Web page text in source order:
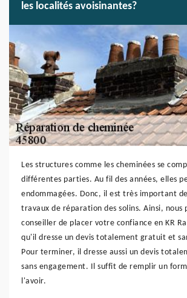
les localités avoisinantes?
Les structures comme les cheminées se
différentes parties. Au fil des années, elles
endommagées. Donc, il est très important
travaux de réparation des solins. Ainsi, nous
conseiller de placer votre confiance en KR
qu'il dresse un devis totalement gratuit et
Pour terminer, il dresse aussi un devis
sans engagement. Il suffit de remplir un
l'avoir.